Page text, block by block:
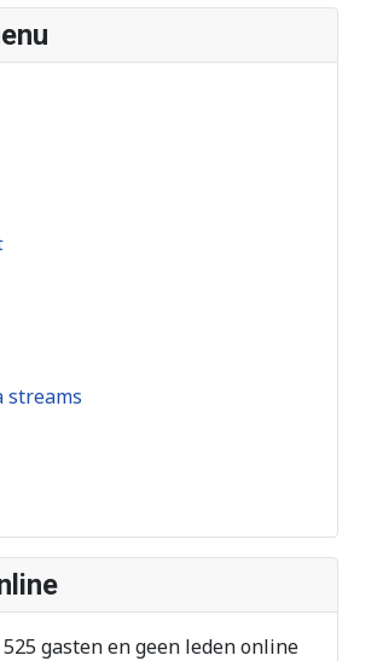
streams
gasten en geen leden online